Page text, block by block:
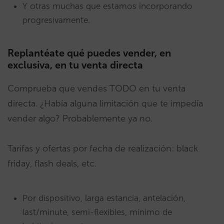
Y otras muchas que estamos incorporando
progresivamente.
Replantéate qué puedes vender, en
exclusiva, en tu venta directa
Comprueba que vendes TODO en tu venta
directa. ¿Había alguna limitación que te impedía
vender algo? Probablemente ya no.
Tarifas y ofertas por fecha de realización: black
friday, flash deals, etc.
Por dispositivo, larga estancia, antelación,
last/minute, semi-flexibles, mínimo de